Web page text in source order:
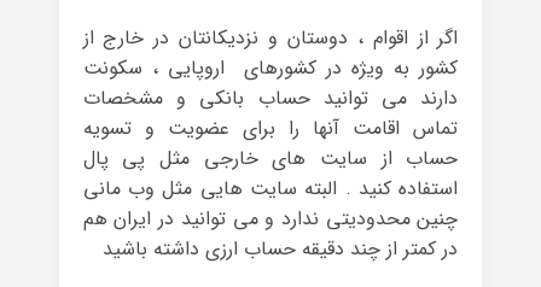
اگر از اقوام ، دوستان و نزدیکانتان در خارج از
کشور به ویژه در کشورهای اروپایی ، سکونت
دارند می توانید حساب بانکی و مشخصات
تماس اقامت آنها را برای عضویت و تسویه
حساب از سایت های خارجی مثل پی پال
استفاده کنید . البته سایت هایی مثل وب مانی
چنین محدودیتی ندارد و می توانید در ایران هم
در کمتر از چند دقیقه حساب ارزی داشته باشید